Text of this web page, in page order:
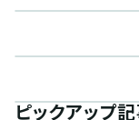
ピックアップ